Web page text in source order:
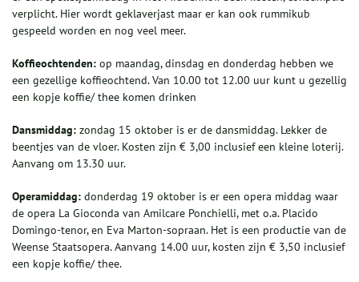
verplicht. Hier wordt geklaverjast maar er kan ook rummikub
gespeeld worden en nog veel meer.
Koffieochtenden: op maandag, dinsdag en donderdag hebben we
een gezellige koffieochtend. Van 10.00 tot 12.00 uur kunt u gezellig
een kopje koffie/ thee komen drinken
Dansmiddag: zondag 15 oktober is er de dansmiddag. Lekker de
beentjes van de vloer. Kosten zijn € 3,00 inclusief een kleine loterij.
Aanvang om 13.30 uur.
Operamiddag: donderdag 19 oktober is er een opera middag waar
de opera La Gioconda van Amilcare Ponchielli, met o.a. Placido
Domingo-tenor, en Eva Marton-sopraan. Het is een productie van de
Weense Staatsopera. Aanvang 14.00 uur, kosten zijn € 3,50 inclusief
een kopje koffie/ thee.